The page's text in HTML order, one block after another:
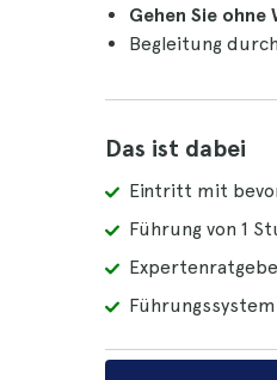
Gehen Sie
Begleitung durch
Das ist dabei
Eintritt mit
Führung von 1